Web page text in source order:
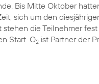
Bis Mitte Oktober
sich um den
die Teilnehmer fest
Start. O2 ist Partner der